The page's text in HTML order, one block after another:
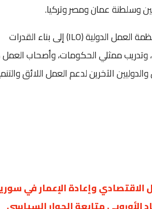
وسلطنة عمان ومصر وتركيا.
ويهدف المركز الدولي للتدريب (ITCILO) الذراع التدريبي والتعليمي الرسمي لمنظمة العمل الدولية (ILO) إلى بناء القدرات
وتدريب ممثلي الحكومات، وأصحاب
الآخرين لدعم العمل اللائق
الاقتصادي وإعادة الإعمار في